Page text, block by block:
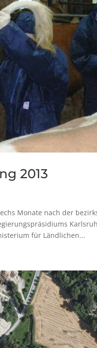
2013
Monate nach der
für Ländlichen...